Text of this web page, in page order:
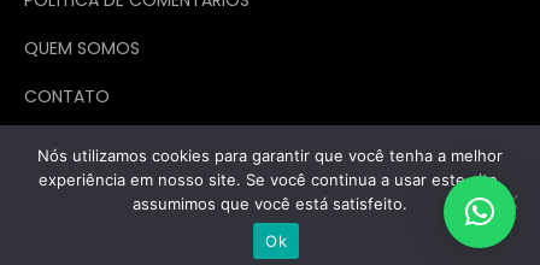
QUEM SOMOS
CONTATO
Todos os direitos reservados. Theme Marsh Blog by
Creativ Themes
Nós utilizamos cookies para garantir que você tenha a melhor
experiência em nosso site. Se você continua a usar este site,
assumimos que você está satisfeito.
Ok